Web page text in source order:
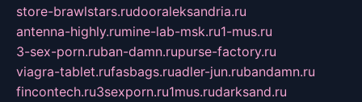
store-brawlstars.rudooraleksandria.ru
antenna-highly.rumine-lab-msk.ru1-mus.ru
3-sex-porn.ruban-damn.rupurse-factory.ru
viagra-tablet.rufasbags.ruadler-jun.rubandamn.ru
fincontech.ru3sexporn.ru1mus.rudarksand.ru